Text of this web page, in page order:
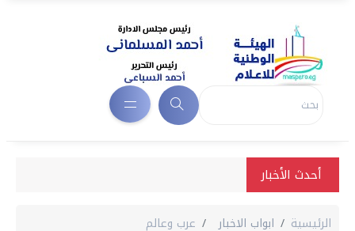
أحدث الأخبار
الرئيسية ابواب الاخبار عرب وعالم